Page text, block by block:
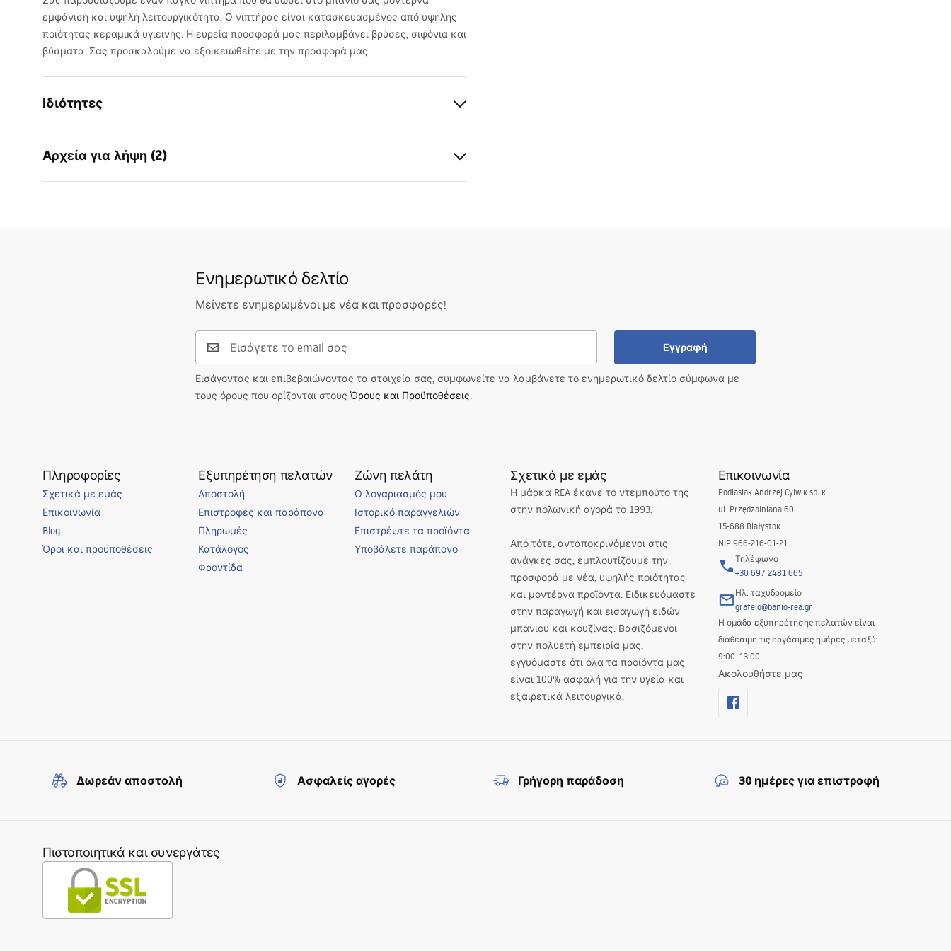
εμφάνιση και υψηλή λειτουργικότητα. Ο νιπτήρας είναι κατασκευασμένος από υψηλής
ποιότητας κεραμικά υγιεινής. Η ευρεία προσφορά μας περιλαμβάνει βρύσες, σιφόνια και
βύσματα. Σας προσκαλούμε να εξοικειωθείτε με την προσφορά μας.
Ιδιότητες
Υλικό
Χρώμα
Απομίμηση πέτρας
120mm
mm
Όχι
Όχι
Αρχεία για λήψη (2)
Ενημερωτικό δελτίο
Μείνετε ενημερωμένοι με νέα και προσφορές!
Εγγραφή
Εισάγοντας και επιβεβαιώνοντας τα στοιχεία σας, συμφωνείτε να λαμβάνετε το ενημερωτικό δελτίο σύμφωνα με
τους όρους που ορίζονται στους Όρους και Προϋποθέσεις.
Πληροφορίες
Σχετικά με εμάς
Επικοινωνία
Blog
Όροι και προϋποθέσεις
Εξυπηρέτηση πελατών
Αποστολή
Επιστροφές και παράπονα
Πληρωμές
Κατάλογος
Φροντίδα
Ζώνη πελάτη
Ο λογαριασμός μου
Ιστορικό παραγγελιών
Επιστρέψτε τα προϊόντα
Υποβάλετε παράπονο
Σχετικά με εμάς
Η μάρκα REA έκανε το ντεμπούτο της
στην πολωνική αγορά το 1993.
Από τότε, ανταποκρινόμενοι στις
ανάγκες σας, εμπλουτίζουμε την
προσφορά με νέα, υψηλής ποιότητας
και μοντέρνα προϊόντα. Ειδικευόμαστε
στην παραγωγή και εισαγωγή ειδών
μπάνιου και κουζίνας. Βασιζόμενοι
στην πολυετή εμπειρία μας,
εγγυόμαστε ότι όλα τα προϊόντα μας
είναι 100% ασφαλή για την υγεία και
εξαιρετικά λειτουργικά.
Επικοινωνία
Podlasiak Andrzej Cylwik sp. k.
ul. Przędzalniana 60
15-688 Białystok
NIP 966-216-01-21
Τηλέφωνο
+30 697 2481 665
Ηλ. ταχυδρομείο
grafeio@banio-rea.gr
Η ομάδα εξυπηρέτησης πελατών είναι
διαθέσιμη τις εργάσιμες ημέρες μεταξύ:
9:00–13:00
Ακολουθήστε μας
Δωρεάν αποστολή Ασφαλείς αγορές Γρήγορη παράδοση 30 ημέρες για επιστροφή
Πιστοποιητικά και συνεργάτες